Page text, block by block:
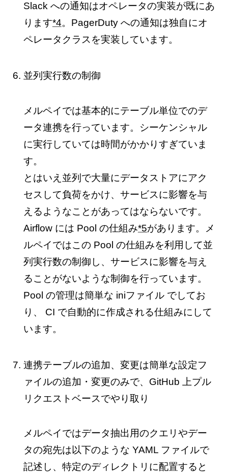
Slack への通知はオペレータの実装が既にあ
ります*4。PagerDuty への通知は独自にオ
ペレータクラスを実装しています。
並列実行数の制御
メルペイでは基本的にテーブル単位でのデ
ータ連携を行っています。シーケンシャル
に実行していては時間がかかりすぎていま
す。
とはいえ並列で大量にデータストアにアク
セスして負荷をかけ、サービスに影響を与
えるようなことがあってはならないです。
Airflow には Pool の仕組み*5があります。メ
ルペイではこの Pool の仕組みを利用して並
列実行数の制御し、サービスに影響を与え
ることがないような制御を行っています。
Pool の管理は簡単な iniファイル でしてお
り、 CI で自動的に作成される仕組みにして
います。
連携テーブルの追加、変更は簡単な設定フ
ァイルの追加・変更のみで、GitHub 上プル
リクエストベースでやり取り
メルペイではデータ抽出用のクエリやデー
タの宛先は以下のような YAML ファイルで
記述し、特定のディレクトリに配置すると